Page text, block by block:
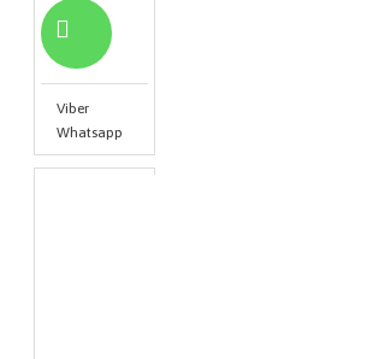
Viber
Whatsapp